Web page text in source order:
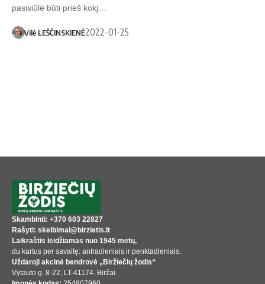
pasisiūlė būti prieš kokį…
Vilė LEŠČINSKIENĖ2022-01-25
Skambinti: +370 603 22827
Rašyti: skelbimai@birzietis.lt
Laikraštis leidžiamas nuo 1945 metų,
du kartus per savaitę: antradieniais ir penktadieniais.
Uždaroji akcinė bendrovė „Biržiečių žodis“
Vytauto g. 8-22, LT-41174. Biržai